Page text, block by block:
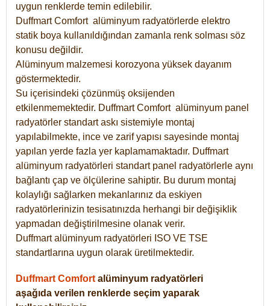
uygun renklerde temin edilebilir.
DuffmartComfort alüminyum radyatörlerde elektro
statik boya kullanıldığından zamanla renk solması söz
konusu değildir.
Alüminyum malzemesi korozyona yüksek dayanım
göstermektedir.
Su içerisindeki çözünmüş oksijenden
etkilenmemektedir. DuffmartComfort alüminyum panel
radyatörler standart askı sistemiyle montaj
yapılabilmekte, ince ve zarif yapısı sayesinde montaj
yapılan yerde fazla yer kaplamamaktadır. Duffmart
alüminyum radyatörleri standart panel radyatörlerle aynı
bağlantı çap ve ölçülerine sahiptir. Bu durum montaj
kolaylığı sağlarken mekanlarınız da eskiyen
radyatörlerinizin tesisatınızda herhangi bir değişiklik
yapmadan değiştirilmesine olanak verir.
Duffmart alüminyum radyatörleri ISO VE TSE
standartlarına uygun olarak üretilmektedir.
Duffmart Comfort alüminyum radyatörleri
aşağıda verilen renklerde seçim yaparak